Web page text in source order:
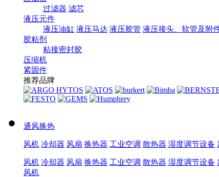
过滤器 滤芯
液压元件
液压油缸 液压马达 液压胶管 液压接头、软管及附
胶粘剂
粘接密封胶
压缩机
紧固件
推荐品牌
通风换热
风机 冷却器 风扇 换热器 工业空调 散热器 湿度调节设备
风机 冷却器 风扇 换热器 工业空调 散热器 湿度调节设备
风机